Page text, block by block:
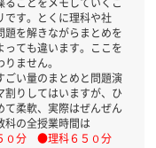
です。とくに理科や社
を解きながらまとめを
ても違います。ここを
ません。
い量のまとめと問題演
りしてはいますが、ひ
て柔軟、実際はぜんぜん
科の全授業時間は
０分 ●理科６５０分